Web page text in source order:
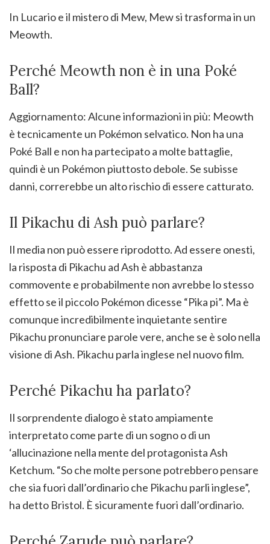
In Lucario e il mistero di Mew, Mew si trasforma in un
Meowth.
Perché Meowth non è in una Poké
Ball?
Aggiornamento: Alcune informazioni in più: Meowth
è tecnicamente un Pokémon selvatico. Non ha una
Poké Ball e non ha partecipato a molte battaglie,
quindi è un Pokémon piuttosto debole. Se subisse
danni, correrebbe un alto rischio di essere catturato.
Il Pikachu di Ash può parlare?
Il media non può essere riprodotto. Ad essere onesti,
la risposta di Pikachu ad Ash è abbastanza
commovente e probabilmente non avrebbe lo stesso
effetto se il piccolo Pokémon dicesse “Pika pi”. Ma è
comunque incredibilmente inquietante sentire
Pikachu pronunciare parole vere, anche se è solo nella
visione di Ash. Pikachu parla inglese nel nuovo film.
Perché Pikachu ha parlato?
Il sorprendente dialogo è stato ampiamente
interpretato come parte di un sogno o di un
‘allucinazione nella mente del protagonista Ash
Ketchum. “So che molte persone potrebbero pensare
che sia fuori dall’ordinario che Pikachu parli inglese”,
ha detto Bristol. È sicuramente fuori dall’ordinario.